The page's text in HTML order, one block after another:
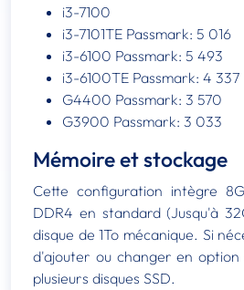
i3-7100
i3-7101TE Passmark: 5 016
i3-6100 Passmark: 5 493
i3-6100TE Passmark: 4 337
G4400 Passmark: 3 570
G3900 Passmark: 3 033
Mémoire et stockage
Cette configuration intègre
DDR4 en standard (Jusqu'à
disque de 1To mécanique. Si
d'ajouter ou changer en
plusieurs disques SSD.